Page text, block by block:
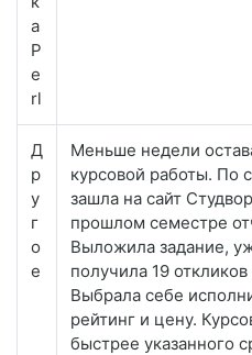
а
P
e
rl
Д
р
у
г
о
е
Меньше недели
курсовой работы. По
зашла на сайт
прошлом семестре
Выложила задание,
получила 19
Выбрала себе
рейтинг и цену.
быстрее указанного